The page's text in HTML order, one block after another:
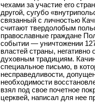
чехами за участие его
другой, сугубо
связанный с личностью
считают твердолобым
православные граждане
событии — уничтожении
властей страны, негативно
духовным традициям.
специальное письмо, в
несправедливости,
необходимости
взял под свое почетное
церквей, написал для нее